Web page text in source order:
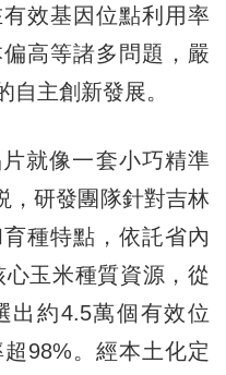
效基因位點利用率
高等諸多問題，嚴
自主創新發展。
就像一套小巧精準
，研發團隊針對吉林
種特點，依託省內
玉米種質資源，從
出約4.5萬個有效位
98%。經本土化定